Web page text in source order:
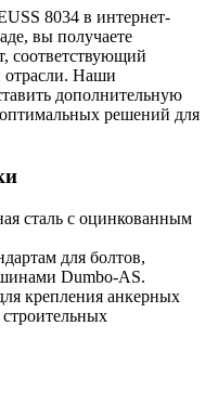
8034 в интернет-
вы получаете
соответствующий
отрасли. Наши
дополнительную
решений для
сталь с оцинкованным
для болтов,
Dumbo-AS.
крепления анкерных